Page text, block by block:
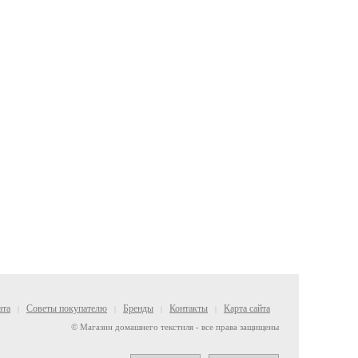
Советы покупателю Бренды Контакты Карта сайта
© Магазин домашнего текстиля - все права защищены